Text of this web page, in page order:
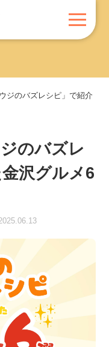
ジのバズレシピ」で紹介
のバズレ
沢グルメ6